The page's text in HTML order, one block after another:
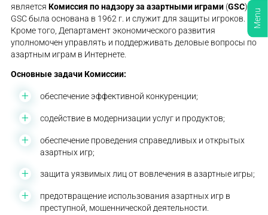
являетсяКомиссия по надзору за азартными играми (GSC).
GSC была основана в 1962 г. и служит для защиты игроков.
Кроме того, Департамент экономического развития
уполномочен управлять и поддерживать деловые вопросы по
азартным играм в Интернете.
Основные задачи Комиссии:
обеспечение эффективной конкуренции;
содействие в модернизации услуг и продуктов;
обеспечение проведения справедливых и открытых
азартных игр;
защита уязвимых лиц от вовлечения в азартные игры;
предотвращение использования азартных игр в
преступной, мошеннической деятельности.
Menu